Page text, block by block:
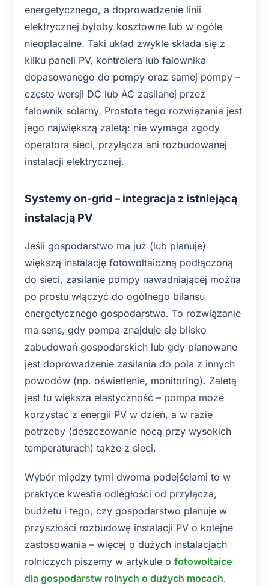
energetycznego, a doprowadzenie linii
elektrycznej byłoby kosztowne lub w ogóle
nieopłacalne. Taki układ zwykle składa się z
kilku paneli PV, kontrolera lub falownika
dopasowanego do pompy oraz samej pompy –
często wersji DC lub AC zasilanej przez
falownik solarny. Prostota tego rozwiązania jest
jego największą zaletą: nie wymaga zgody
operatora sieci, przyłącza ani rozbudowanej
instalacji elektrycznej.
Systemy on-grid – integracja z istniejącą
instalacją PV
Jeśli gospodarstwo ma już (lub planuje)
większą instalację fotowoltaiczną podłączoną
do sieci, zasilanie pompy nawadniającej można
po prostu włączyć do ogólnego bilansu
energetycznego gospodarstwa. To rozwiązanie
ma sens, gdy pompa znajduje się blisko
zabudowań gospodarskich lub gdy planowane
jest doprowadzenie zasilania do pola z innych
powodów (np. oświetlenie, monitoring). Zaletą
jest tu większa elastyczność – pompa może
korzystać z energii PV w dzień, a w razie
potrzeby (deszczowanie nocą przy wysokich
temperaturach) także z sieci.
Wybór między tymi dwoma podejściami to w
praktyce kwestia odległości od przyłącza,
budżetu i tego, czy gospodarstwo planuje w
przyszłości rozbudowę instalacji PV o kolejne
zastosowania – więcej o dużych instalacjach
rolniczych piszemy w artykule o fotowoltaice
dla gospodarstw rolnych o dużych mocach.